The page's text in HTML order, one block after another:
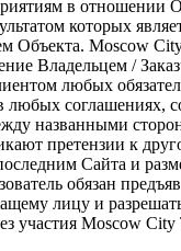
в отношении
которых
Объекта. Moscow
Владельцем /
любых
любых соглашениях,
названными
претензии к
Сайта и
обязан
лицу и
участия Moscow